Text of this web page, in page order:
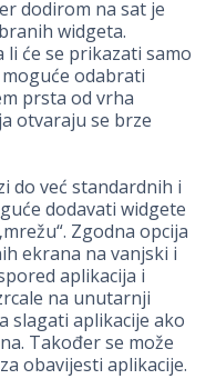
dodirom na sat je
widgeta.
će se prikazati samo
odabrati
prsta od vrha
otvaraju se brze
do već standardnih i
dodavati widgete
Zgodna opcija
ekrana na vanjski i
aplikacija i
na unutarnji
slagati aplikacije ako
Također se može
obavijesti aplikacije.